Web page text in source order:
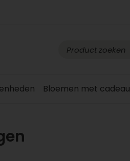
Bloemen met cadeau